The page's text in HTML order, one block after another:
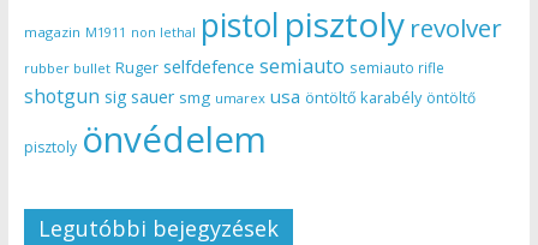
magazin M1911 non lethal pistol pisztoly revolver
rubber bullet Ruger selfdefence semiauto semiauto rifle
shotgun sig sauer smg umarex usa öntöltő karabély öntöltő
pisztoly önvédelem
Legutóbbi bejegyzések